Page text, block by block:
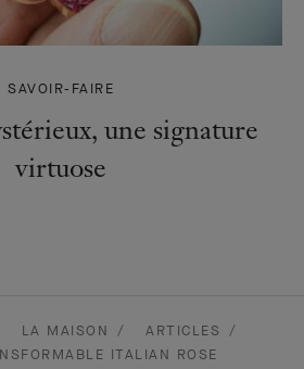
SAVOIR-FAIRE
une signature
virtuose
LA MAISON
ARTICLES
ITALIAN ROSE